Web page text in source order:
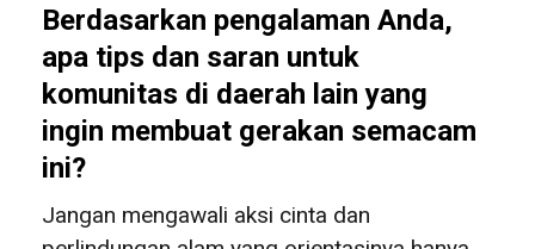
Berdasarkan pengalaman Anda,
apa tips dan saran untuk
komunitas di daerah lain yang
ingin membuat gerakan semacam
ini?
Jangan mengawali aksi cinta dan